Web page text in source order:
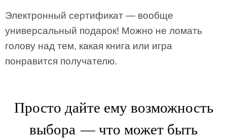
Электронный сертификат — вообще
универсальный подарок! Можно не ломать
голову над тем, какая книга или игра
понравится получателю.
Просто дайте ему возможность
выбора — что может быть